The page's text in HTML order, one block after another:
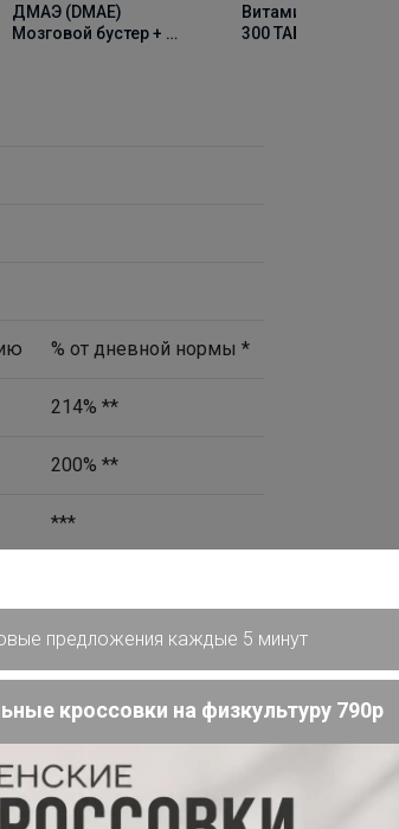
ДМАЭ (DMAE)
Мозговой бустер + B6
Витамин Д3 2000ME,
300 ТАБЛЕТОК
% от дневной нормы *
214% **
200% **
***
0%
метилсульфонилметан,
предложения каждые 5 минут
кроссовки на физкультуру 790р